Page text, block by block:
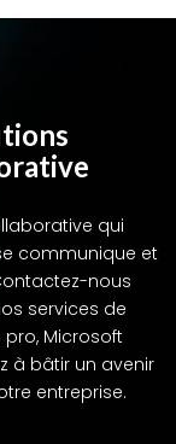
qui
communique et
nous
services de
Microsoft
à bâtir un avenir
entreprise.